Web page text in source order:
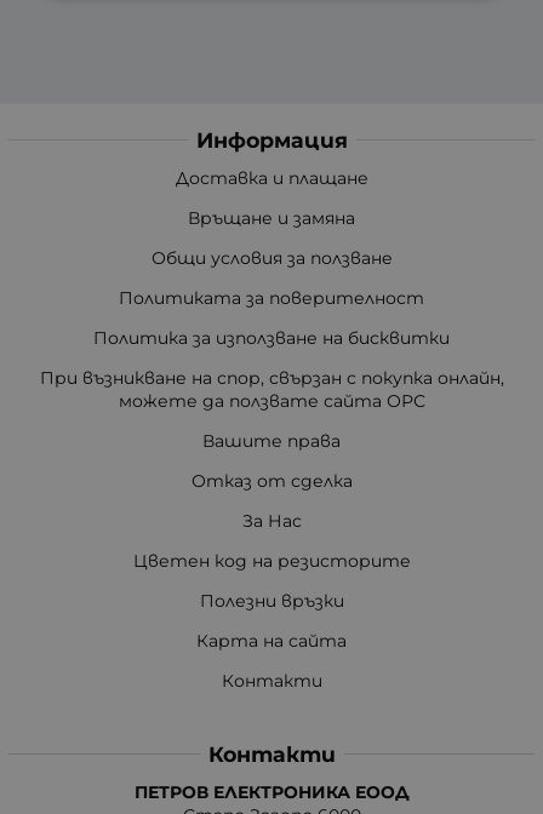
Информация
Доставка и плащане
Връщане и замяна
Общи условия за ползване
Политиката за поверителност
Политика за използване на бисквитки
При възникване на спор, свързан с покупка онлайн,
можете да ползвате сайта ОРС
Вашите права
Отказ от сделка
За Нас
Цветен код на резисторите
Полезни връзки
Карта на сайта
Контакти
Контакти
ПЕТРОВ ЕЛЕКТРОНИКА ЕООД